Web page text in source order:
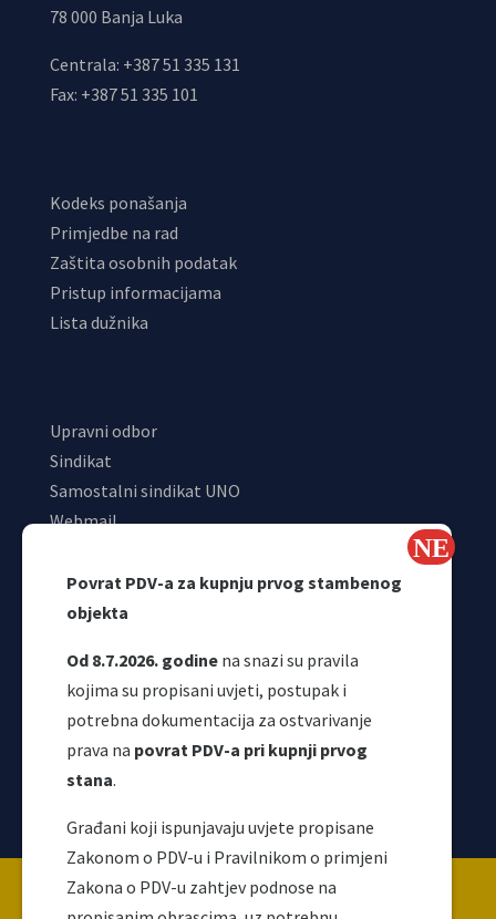
Povrat PDV-a za kupnju prvog stambenog
objekta
Od 8.7.2026. godine na snazi su pravila
kojima su propisani uvjeti, postupak i
potrebna dokumentacija za ostvarivanje
prava na povrat PDV-a pri kupnji prvog
stana.
Građani koji ispunjavaju uvjete propisane
Zakonom o PDV-u i Pravilnikom o primjeni
Zakona o PDV-u zahtjev podnose na
78 000 Banja Luka
Centrala: +387 51 335 131
Fax: +387 51 335 101
Kodeks ponašanja
Primjedbe na rad
Zaštita osobnih podatak
Pristup informacijama
Lista dužnika
Upravni odbor
Sindikat
Samostalni sindikat UNO
Webmail
Korisni linkovi
Copyright ©2026 Uprava za indirektno / neizravno
oporezivanje BiH